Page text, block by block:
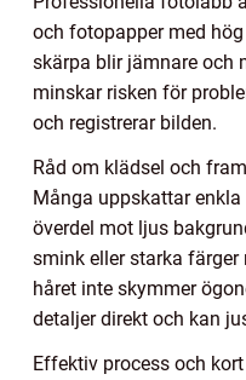
och fotopapper med
skärpa blir jämnare och
minskar risken för
och registrerar bilden.
Råd om klädsel och
Många uppskattar
överdel mot ljus
smink eller starka
håret inte skymmer
detaljer direkt och kan
Effektiv process och